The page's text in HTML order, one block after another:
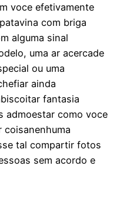
voce efetivamente
com briga
alguma sinal
uma ar acercade
ou uma
ainda
fantasia
admoestar como voce
coisanenhuma
tal compartir fotos
sem acordo e